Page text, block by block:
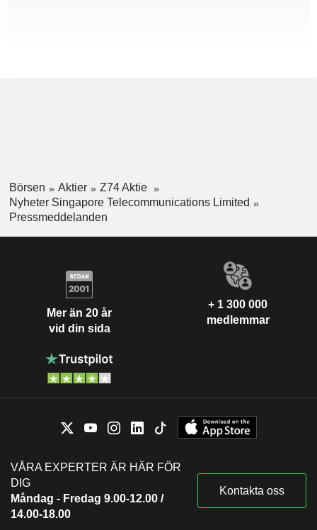
Börsen Aktier
Z74 Aktie
Nyheter Singapore Telecommunications Limited
Pressmeddelanden
Mer än 20 år
vid din sida
+ 1 300 000
medlemmar
VÅRA EXPERTER ÄR HÄR FÖR
DIG
Måndag - Fredag 9.00-12.00 /
14.00-18.00
Kontakta oss